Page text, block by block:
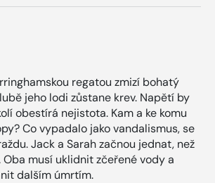
regatou zmizí bohatý
jeho lodi zůstane krev. Napětí by
obestírá nejistota. Kam a ke komu
Co vypadalo jako vandalismus, se
Jack a Sarah začnou jednat, než
Oba musí uklidnit zčeřené vody a
dalším úmrtím.